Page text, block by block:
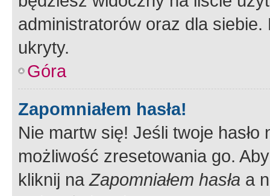
administratorów oraz dla
ukryty.
Góra
Zapomniałem hasła!
Nie martw się! Jeśli twoje
możliwość zresetowania go.
kliknij naZapomniałem hasła a